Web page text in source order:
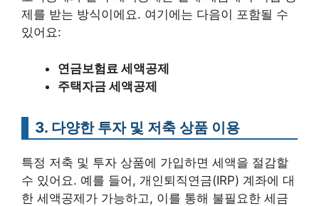
제를 받는 방식이에요. 여기에는 다음이 포함될 수
있어요:
연금보험료 세액공제
주택자금 세액공제
3. 다양한 투자 및 저축 상품 이용
특정 저축 및 투자 상품에 가입하면 세액을 절감할
수 있어요. 예를 들어, 개인퇴직연금(IRP) 계좌에 대
한 세액공제가 가능하고, 이를 통해 불필요한 세금